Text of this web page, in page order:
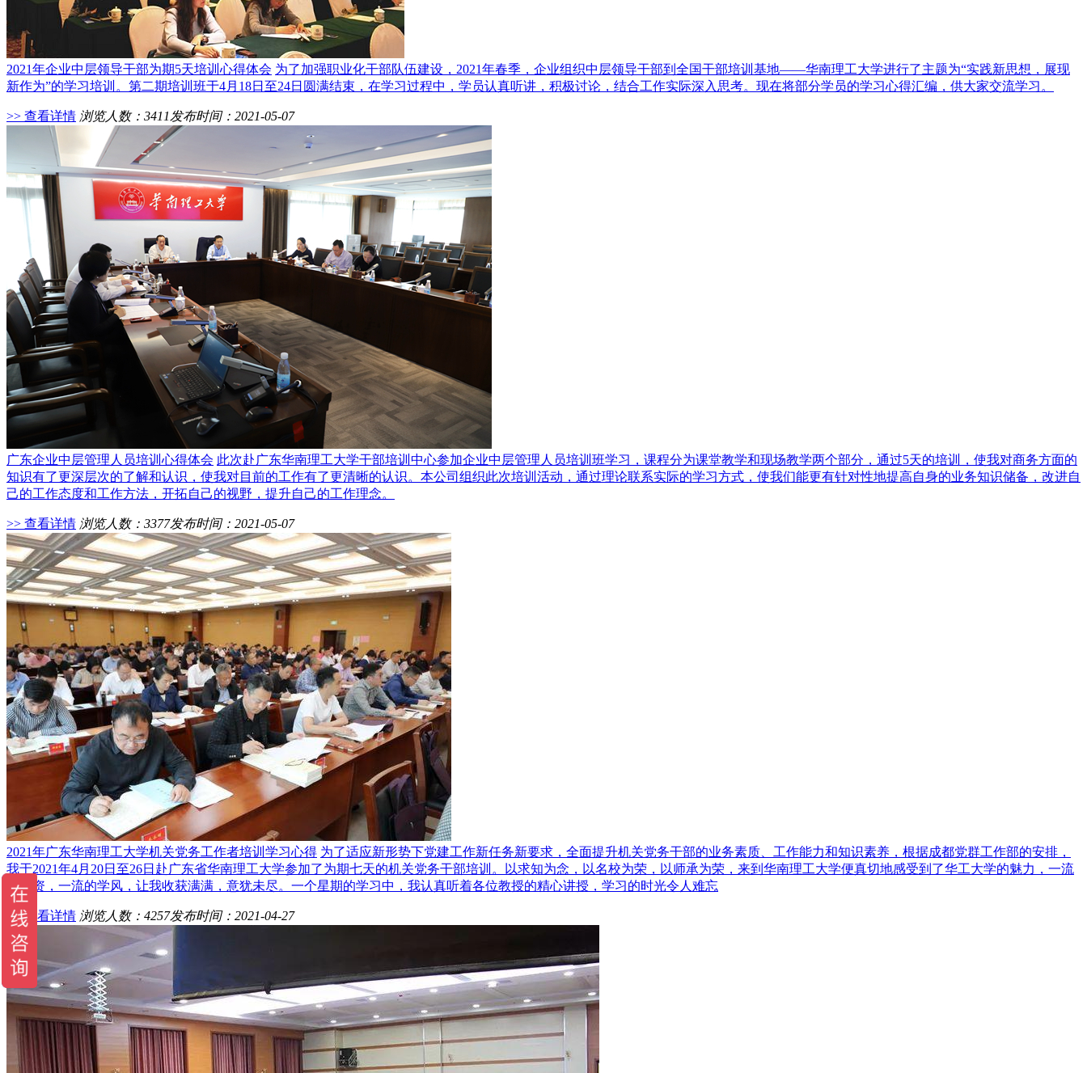
2021年企业中层领导干部为期5天培训心得体会 为了加强职业化干部队伍建设，2021年春季，企业组织中层领导干部到全国干部培训基地——华南理工大学进行了主题为“实践新思想，展现
新作为”的学习培训。第二期培训班于4月18日至24日圆满结束，在学习过程中，学员认真听讲，积极讨论，结合工作实际深入思考。现在将部分学员的学习心得汇编，供大家交流学习。
>> 查看详情 浏览人数：3411发布时间：2021-05-07
广东企业中层管理人员培训心得体会 此次赴广东华南理工大学干部培训中心参加企业中层管理人员培训班学习，课程分为课堂教学和现场教学两个部分，通过5天的培训，使我对商务方面的
知识有了更深层次的了解和认识，使我对目前的工作有了更清晰的认识。本公司组织此次培训活动，通过理论联系实际的学习方式，使我们能更有针对性地提高自身的业务知识储备，改进自
己的工作态度和工作方法，开拓自己的视野，提升自己的工作理念。
>> 查看详情 浏览人数：3377发布时间：2021-05-07
2021年广东华南理工大学机关党务工作者培训学习心得 为了适应新形势下党建工作新任务新要求，全面提升机关党务干部的业务素质、工作能力和知识素养，根据成都党群工作部的安排，
我于2021年4月20日至26日赴广东省华南理工大学参加了为期七天的机关党务干部培训。以求知为念，以名校为荣，以师承为荣，来到华南理工大学便真切地感受到了华工大学的魅力，一流
的师资，一流的学风，让我收获满满，意犹未尽。一个星期的学习中，我认真听着各位教授的精心讲授，学习的时光令人难忘
>> 查看详情 浏览人数：4257发布时间：2021-04-27